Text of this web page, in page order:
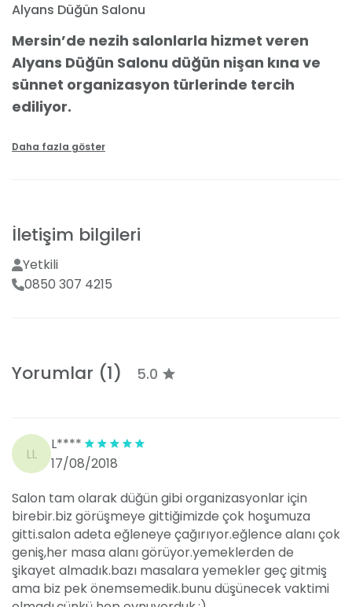
Alyans Düğün Salonu
Mersin’de nezih salonlarla hizmet veren
Alyans Düğün Salonu düğün nişan kına ve
sünnet organizasyon türlerinde tercih
ediliyor.
olarak bilinen Alyans Düğün Salonu’nda birçok davet
Salonu, düğün fiyatları konusunda da cömert bir
Alyans Düğün Salonu'nda Sunulan Hizmetler
kadro davetlilerinize memnuniyet vaat
kutlamanın kusursuz sonlanması için elinden geleni
yapıyor. Beklentilerinizi karşılayacak bir mekan
Salonu ile tanışmalısınız. Tecrübeli düğün
organizatörleri ve alanında uzman nişan ekibi
davetlerinizi planladığınız gibi tasarlıyor. Alyans
Düğün Salonu hizmetleri dahilinde yemekli veya
yemeksiz düğünler veya davetler planlanabilir.
Yemekli ve yemeksiz lüks davetler için mekanın güler
Daha fazla göster
İletişim bilgileri
Yetkili
0850 307 4215
Yorumlar (1) 5.0
LL
L****
17/08/2018
Salon tam olarak düğün gibi organizasyonlar için
birebir.biz görüşmeye gittiğimizde çok hoşumuza
gitti.salon adeta eğleneye çağırıyor.eğlence alanı çok
geniş,her masa alanı görüyor.yemeklerden de
şikayet almadık.bazı masalara yemekler geç gitmiş
ama biz pek önemsemedik.bunu düşünecek vaktimi